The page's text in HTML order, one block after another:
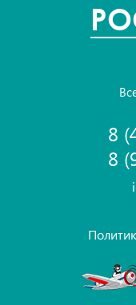
8
8